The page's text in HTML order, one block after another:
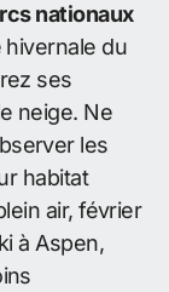
nationaux
hivernale du
ses
neige. Ne
les
habitat
air, février
à Aspen,